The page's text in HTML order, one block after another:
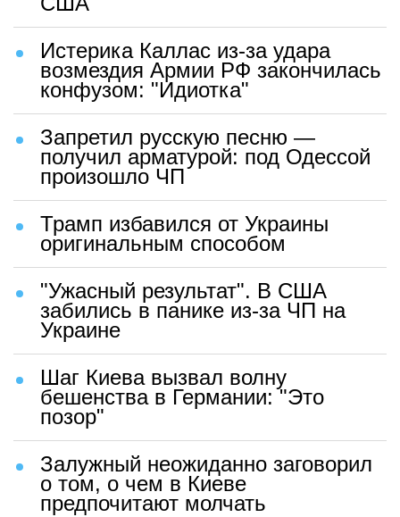
Истерика Каллас из-за удара
возмездия Армии РФ закончилась
конфузом: "Идиотка"
Запретил русскую песню —
получил арматурой: под Одессой
произошло ЧП
Трамп избавился от Украины
оригинальным способом
"Ужасный результат". В США
забились в панике из-за ЧП на
Украине
Шаг Киева вызвал волну
бешенства в Германии: "Это
позор"
Залужный неожиданно заговорил
о том, о чем в Киеве
предпочитают молчать